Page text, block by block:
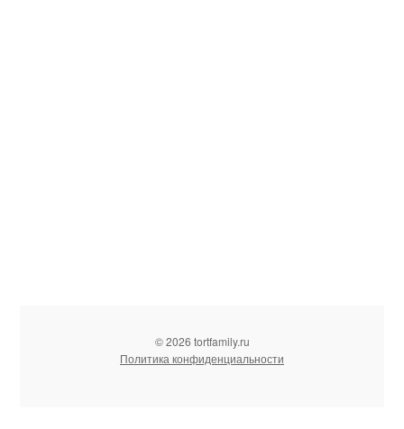
© 2026 tortfamily.ru
Политика конфиденциальности